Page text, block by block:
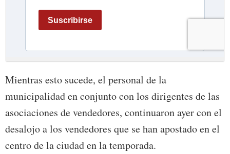
Mientras esto sucede, el personal de la
municipalidad en conjunto con los dirigentes de las
asociaciones de vendedores, continuaron ayer con el
desalojo a los vendedores que se han apostado en el
centro de la ciudad en la temporada.